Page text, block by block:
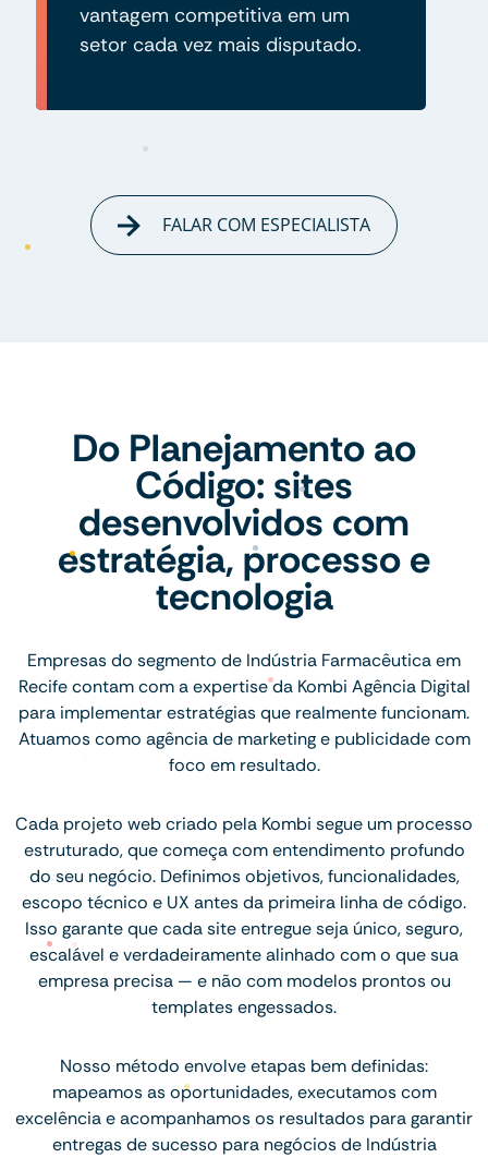
vantagem competitiva em um
setor cada vez mais disputado.
FALAR COM ESPECIALISTA
Do Planejamento ao
Código: sites
desenvolvidos com
estratégia, processo e
tecnologia
Empresas do segmento de Indústria Farmacêutica em
Recife contam com a expertise da Kombi Agência Digital
para implementar estratégias que realmente funcionam.
Atuamos como agência de marketing e publicidade com
foco em resultado.
Cada projeto web criado pela Kombi segue um processo
estruturado, que começa com entendimento profundo
do seu negócio. Definimos objetivos, funcionalidades,
escopo técnico e UX antes da primeira linha de código.
Isso garante que cada site entregue seja único, seguro,
escalável e verdadeiramente alinhado com o que sua
empresa precisa — e não com modelos prontos ou
templates engessados.
Nosso método envolve etapas bem definidas:
mapeamos as oportunidades, executamos com
excelência e acompanhamos os resultados para garantir
entregas de sucesso para negócios de Indústria